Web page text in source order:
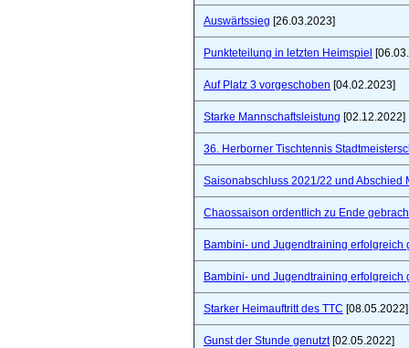
Auswärtssieg [26.03.2023]
Punkteteilung in letzten Heimspiel
Auf Platz 3 vorgeschoben [04.02.2023]
Starke Mannschaftsleistung [02.12.2022]
36. Herborner Tischtennis
Saisonabschluss 2021/22 und Abschied
Chaossaison ordentlich zu Ende
Bambini- und Jugendtraining erfolgreich
Bambini- und Jugendtraining erfolgreich
Starker Heimauftritt des TTC [08.05.2022]
Gunst der Stunde genutzt[02.05.2022]